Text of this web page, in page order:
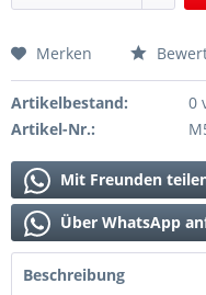
Merken
Artikelbestand:
0
Artikel-Nr.:
Mit Freunden
Über WhatsApp
Beschreibung